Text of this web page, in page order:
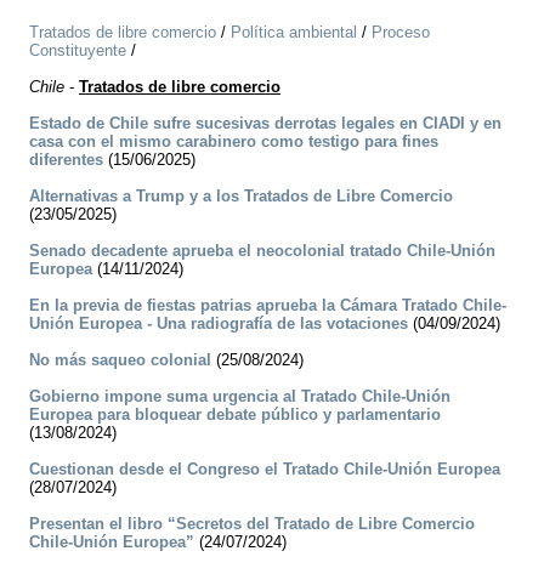
Tratados de libre comercio / Política ambiental / Proceso
Constituyente /
Chile - Tratados de libre comercio
Estado de Chile sufre sucesivas derrotas legales en CIADI y en
casa con el mismo carabinero como testigo para fines
diferentes (15/06/2025)
Alternativas a Trump y a los Tratados de Libre Comercio
(23/05/2025)
Senado decadente aprueba el neocolonial tratado Chile-Unión
Europea(14/11/2024)
En la previa de fiestas patrias aprueba la Cámara Tratado Chile-
Unión Europea - Una radiografía de las votaciones (04/09/2024)
No más saqueo colonial (25/08/2024)
Gobierno impone suma urgencia al Tratado Chile-Unión
Europea para bloquear debate público y parlamentario
(13/08/2024)
Cuestionan desde el Congreso el Tratado Chile-Unión Europea
(28/07/2024)
Presentan el libro “Secretos del Tratado de Libre Comercio
Chile-Unión Europea” (24/07/2024)